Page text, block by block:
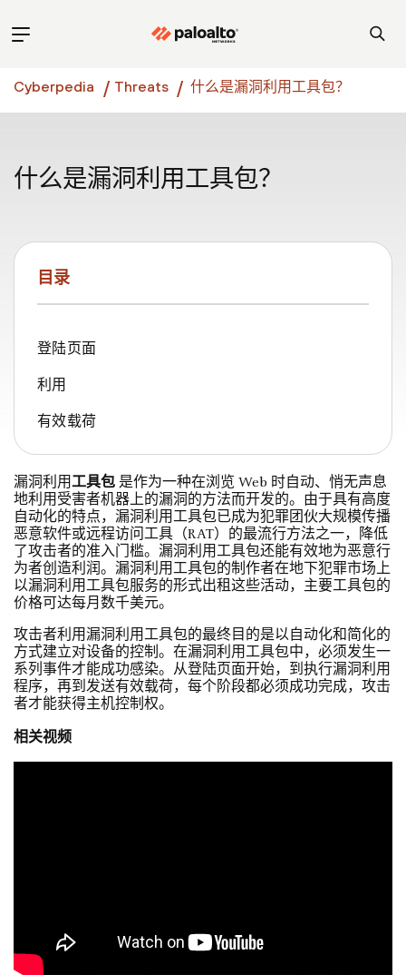
Cyberpedia Threats 什么是漏洞利用工具包？
什么是漏洞利用工具包？
目录
登陆页面
利用
有效载荷
漏洞利用工具包 是作为一种在浏览 Web 时自动、悄无声息
地利用受害者机器上的漏洞的方法而开发的。由于具有高度
自动化的特点，漏洞利用工具包已成为犯罪团伙大规模传播
恶意软件或远程访问工具（RAT）的最流行方法之一，降低
了攻击者的准入门槛。漏洞利用工具包还能有效地为恶意行
为者创造利润。漏洞利用工具包的制作者在地下犯罪市场上
以漏洞利用工具包服务的形式出租这些活动，主要工具包的
价格可达每月数千美元。
攻击者利用漏洞利用工具包的最终目的是以自动化和简化的
方式建立对设备的控制。在漏洞利用工具包中，必须发生一
系列事件才能成功感染。从登陆页面开始，到执行漏洞利用
程序，再到发送有效载荷，每个阶段都必须成功完成，攻击
者才能获得主机控制权。
相关视频